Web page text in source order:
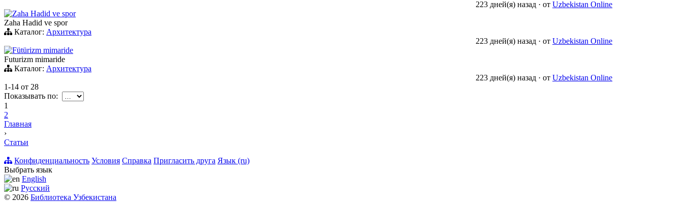
223 дней(я) назад · от Uzbekistan Online
Zaha Hadid ve spor
Zaha Hadid ve spor
Каталог: Архитектура
223 дней(я) назад · от Uzbekistan Online
Fütürizm mimaride
Futurizm mimaride
Каталог: Архитектура
223 дней(я) назад · от Uzbekistan Online
1-14 от 28
Показывать по:
1
2
Главная
›
Статьи
Конфиденциальность Условия Справка Пригласить друга Язык (ru)
Выбрать язык
English
Русский
© 2026 Библиотека Узбекистана